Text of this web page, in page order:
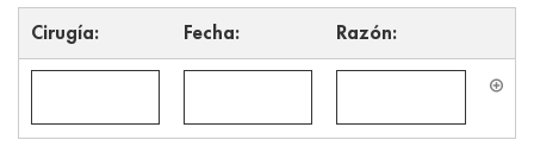
Cirugía: Fecha: Razón: